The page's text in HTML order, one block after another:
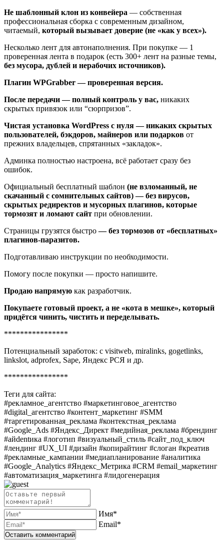
Не шаблонный клон из конвейера — собственная
профессиональная сборка с современным дизайном,
читаемый, который вызывает доверие (не «как у всех»).
Несколько лент для автонаполнения. При покупке — 1
проверенная лента в подарок (есть 300+ лент на разные темы,
без мусора, дублей и нерабочих источников).
Плагин WPGrabber — проверенная версия.
После передачи — полный контроль у вас, никаких
скрытых привязок или “сюрпризов”.
Чистая установка WordPress с нуля — никаких скрытых
пользователей, бэкдоров, майнеров или подарков от
прежних владельцев, спрятанных «закладок».
Админка полностью настроена, всё работает сразу без
ошибок.
Официальный бесплатный шаблон (не взломанный, не
скачанный с сомнительных сайтов) — без вирусов,
скрытых редиректов и мусорных плагинов, которые
тормозят и ломают сайт при обновлении.
Страницы грузятся быстро— без тормозов от «бесплатных»
плагинов-паразитов.
Подготавливаю инструкции по необходимости.
Помогу после покупки — просто напишите.
Продаю напрямую как разработчик.
Покупаете готовый проект, а не «кота в мешке», который
придётся чинить, чистить и переделывать.
****************
Потенциальный заработок: с visitweb, miralinks, gogetlinks,
linkslot, adprofex, Sape, Яндекс РСЯ и др.
****************
Теги для сайта:
#рекламное_агентство #маркетинговое_агентство
#digital_агентство #контент_маркетинг #SMM
#таргетированная_реклама #контекстная_реклама
#Google_Ads #Яндекс_Директ #медийная_реклама #брендинг
#айdentика #логотип #визуальный_стиль #сайт_под_ключ
#лендинг #UX_UI #дизайн #копирайтинг #слоган #креатив
#рекламные_кампании #медиапланирование #аналитика
#Google_Analytics #Яндекс_Метрика #CRM #email_маркетинг
#автоматизация_маркетинга #лидогенерация
Имя*
Email*